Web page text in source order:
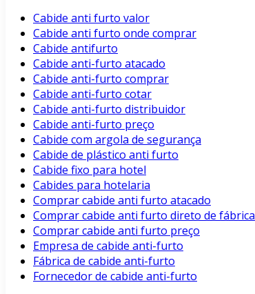
Cabide anti furto valor
Cabide anti furto onde comprar
Cabide antifurto
Cabide anti-furto atacado
Cabide anti-furto comprar
Cabide anti-furto cotar
Cabide anti-furto distribuidor
Cabide anti-furto preço
Cabide com argola de segurança
Cabide de plástico anti furto
Cabide fixo para hotel
Cabides para hotelaria
Comprar cabide anti furto atacado
Comprar cabide anti furto direto de fábrica
Comprar cabide anti furto preço
Empresa de cabide anti-furto
Fábrica de cabide anti-furto
Fornecedor de cabide anti-furto